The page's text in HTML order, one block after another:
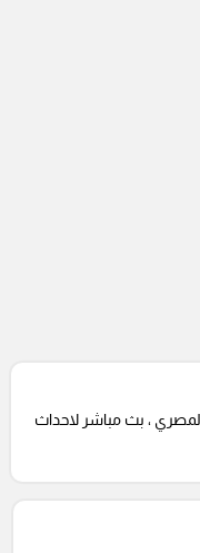
المصري ، بث مباشر لاحداث